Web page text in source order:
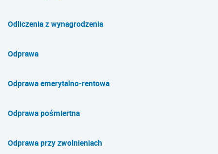
Odliczenia z wynagrodzenia
Odprawa
Odprawa emerytalno-rentowa
Odprawa pośmiertna
Odprawa przy zwolnieniach